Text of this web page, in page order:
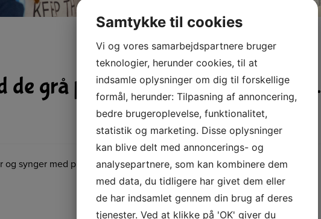
de grå på Bøgildlund plejecenter d.
og synger med plejehjemsbeboerne og dagplejen kl. 10:00
Samtykke til cookies
Vi og vores samarbejdspartnere bruger
teknologier, herunder cookies, til at
indsamle oplysninger om dig til forskellige
formål, herunder: Tilpasning af annoncering,
bedre brugeroplevelse, funktionalitet,
statistik og marketing. Disse oplysninger
kan blive delt med annoncerings- og
analysepartnere, som kan kombinere dem
med data, du tidligere har givet dem eller
de har indsamlet gennem din brug af deres
tjenester. Ved at klikke på 'OK' giver du